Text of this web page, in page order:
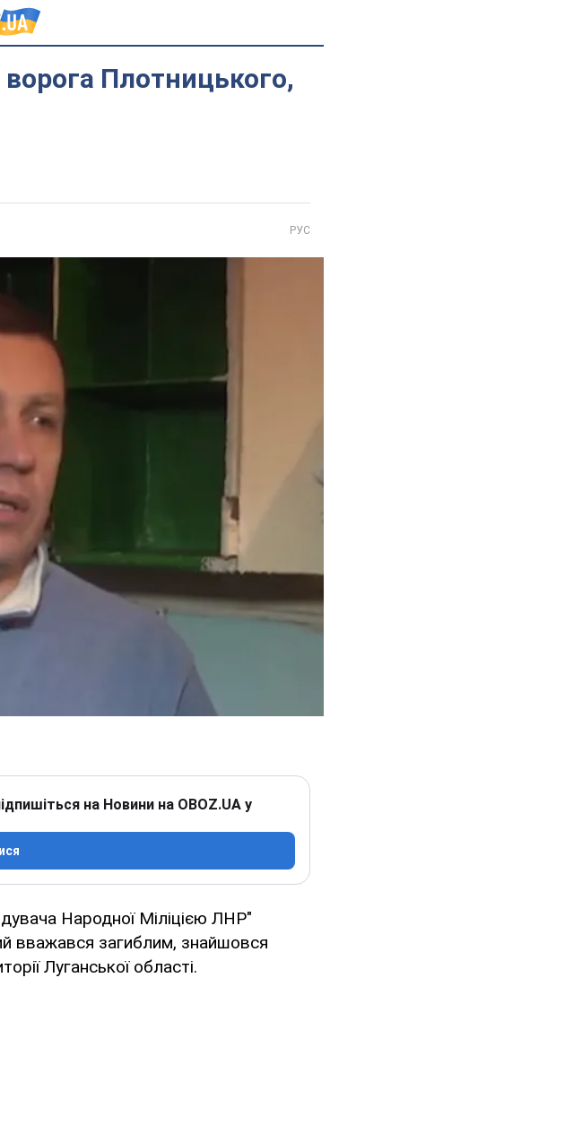
Плотницького,
РУС
на Новини на OBOZ.UA у
Народної Міліцією ЛНР"
вважався загиблим, знайшовся
Луганської області.